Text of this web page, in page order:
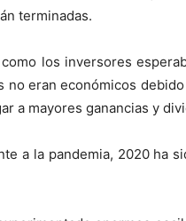
terminadas.
los inversores
eran económicos
a mayores ganancias y
a la pandemia, 2020 ha